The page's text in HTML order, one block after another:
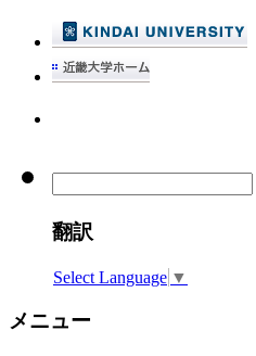
翻訳
Select Language ▼
メニュー